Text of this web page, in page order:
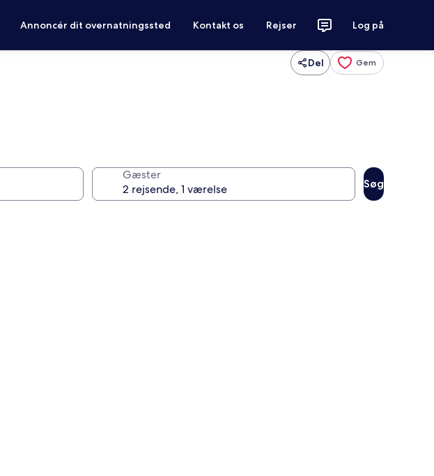
Annoncér dit overnatningssted Kontakt os Rejser Log på
Del Gem
Gæster
Søg